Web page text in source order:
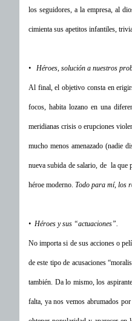
los seguidores, a la empresa, al
cimienta sus apetitos infantiles,
• Héroes, solución a nuestros
Al final, el objetivo consta en
focos, habita lozano en una
meridianas crisis o erupciones
mucho menos amenazado (nadie
nueva subida de salario, de la que
héroe moderno. Todo para mí, los
• Héroes y sus “actuaciones”.
No importa si de sus acciones o
de este tipo de acusaciones
también. Da lo mismo, los
falta, ya nos vemos abrumados